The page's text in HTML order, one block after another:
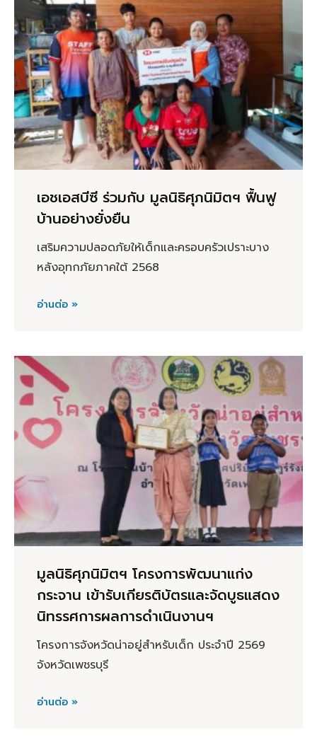
เอชเอสบีซี ร่วมกับ มูลนิธิศุภนิมิตฯ ฟื้นฟู
บ้านอย่างยั่งยืน
เสริมความปลอดภัยให้เด็กและครอบครัวเปราะบาง
หลังอุทกภัยภาคใต้ 2568
อ่านต่อ »
มูลนิธิศุภนิมิตฯ โครงการพัฒนาแก่ง
กระจาน เข้ารับเกียรติบัตรและจัดบูธแสดง
นิทรรศการผลการดำเนินงานฯ
โครงการจังหวัดน่าอยู่สำหรับเด็ก ประจำปี 2569
จังหวัดเพชรบุรี
อ่านต่อ »